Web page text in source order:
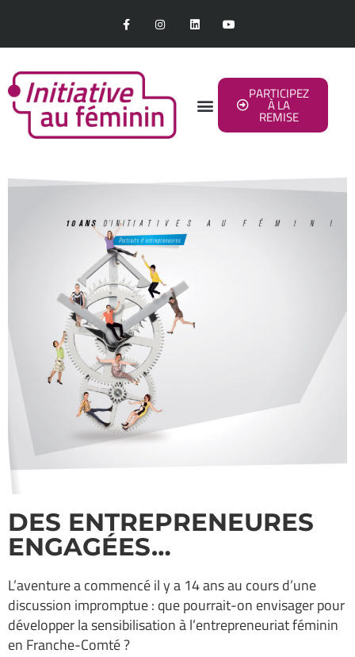
PARTICIPEZ
À LA
REMISE
DES ENTREPRENEURES
ENGAGÉES…
L’aventure a commencé il y a 14 ans au cours d’une
discussion impromptue : que pourrait-on envisager pour
développer la sensibilisation à l’entrepreneuriat féminin
en Franche-Comté ?